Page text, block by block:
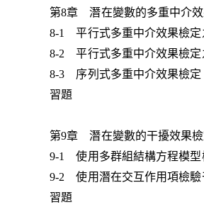
第8章 潛在變數的多重中介
8-1 平行式多重中介效果檢定
8-2 平行式多重中介效果檢定
8-3 序列式多重中介效果檢定
習題
第9章 潛在變數的干擾效果
9-1 使用多群組結構方程模型
9-2 使用潛在交互作用項檢驗
習題